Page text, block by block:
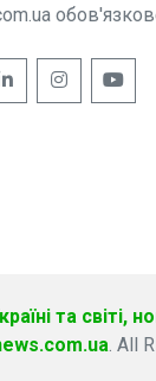
та світі,
. All